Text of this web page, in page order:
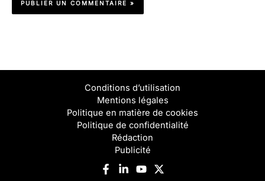
Conditions d’utilisation
Mentions légales
Politique en matière de cookies
Politique de confidentialité
Rédaction
Publicité